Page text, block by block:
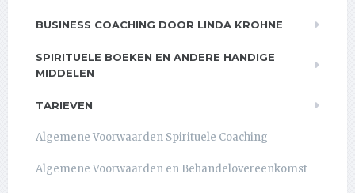
BUSINESS COACHING DOOR LINDA KROHNE
SPIRITUELE BOEKEN EN ANDERE HANDIGE
MIDDELEN
TARIEVEN
Algemene Voorwaarden Spirituele Coaching
Algemene Voorwaarden en Behandelovereenkomst